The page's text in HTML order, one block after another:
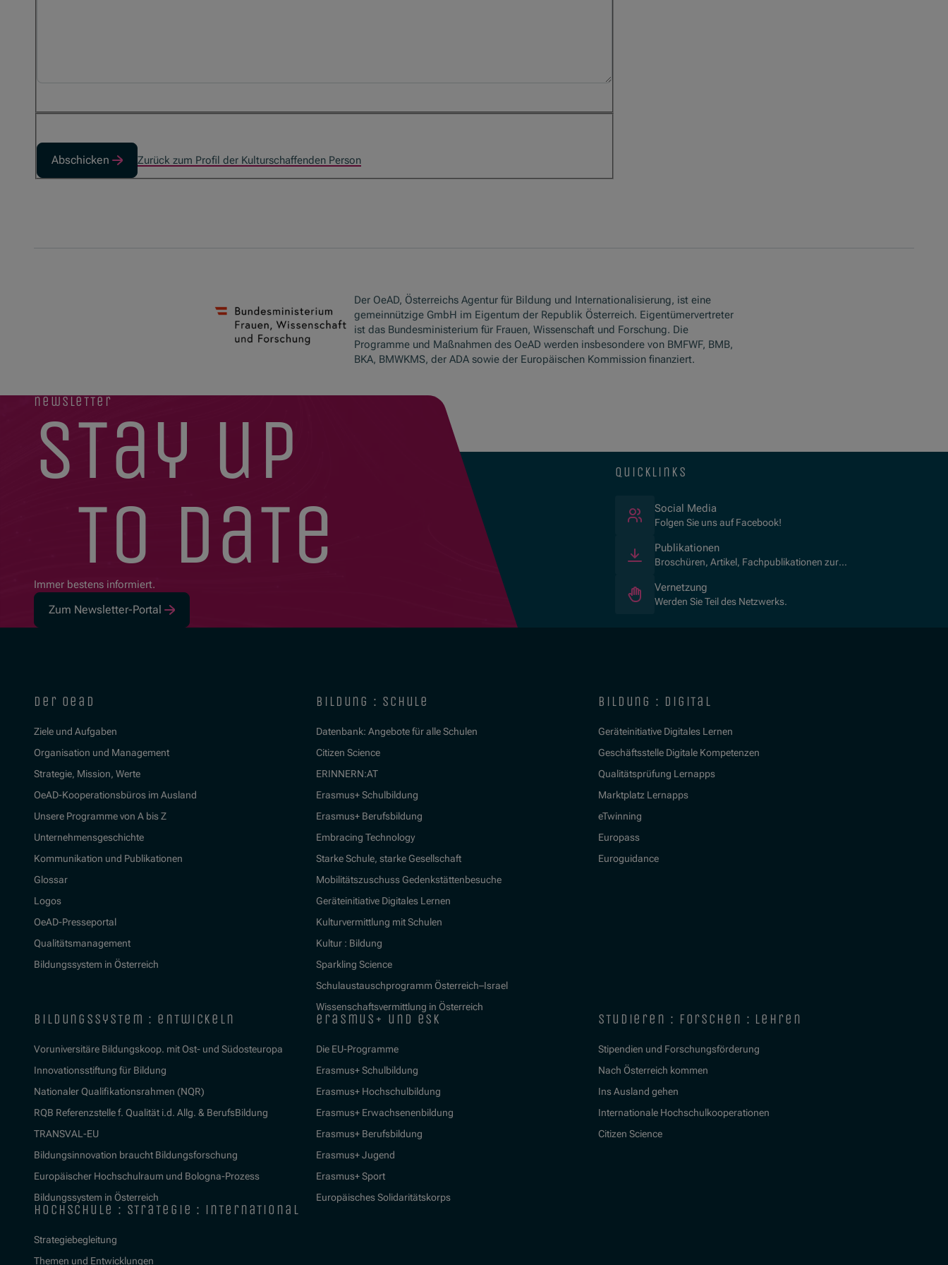
Abschicken Zurück zum Profil der Kulturschaffenden Person
Der OeAD, Österreichs Agentur für Bildung und Internationalisierung, ist eine
gemeinnützige GmbH im Eigentum der Republik Österreich. Eigentümervertreter
ist das Bundesministerium für Frauen, Wissenschaft und Forschung. Die
Programme und Maßnahmen des OeAD werden insbesondere von BMFWF, BMB,
BKA, BMWKMS, der ADA sowie der Europäischen Kommission finanziert.
newsletter
stay up
to date
Immer bestens informiert.
Zum Newsletter-Portal
quicklinks
Social Media
Folgen Sie uns auf Facebook!
Publikationen
Broschüren, Artikel, Fachpublikationen zur
Vernetzung
Werden Sie Teil des Netzwerks.
der oead
Ziele und Aufgaben
Organisation und Management
Strategie, Mission, Werte
OeAD-Kooperationsbüros im Ausland
Unsere Programme von A bis Z
Unternehmensgeschichte
Kommunikation und Publikationen
Glossar
Logos
OeAD-Presseportal
Qualitätsmanagement
Bildungssystem in Österreich
bildung : schule
Datenbank: Angebote für alle Schulen
Citizen Science
ERINNERN:AT
Erasmus+ Schulbildung
Erasmus+ Berufsbildung
Embracing Technology
Starke Schule, starke Gesellschaft
Mobilitätszuschuss Gedenkstättenbesuche
Geräteinitiative Digitales Lernen
Kulturvermittlung mit Schulen
Kultur : Bildung
Sparkling Science
Schulaustauschprogramm Österreich–Israel
Wissenschaftsvermittlung in Österreich
bildung : digital
Geräteinitiative Digitales Lernen
Geschäftsstelle Digitale Kompetenzen
Qualitätsprüfung Lernapps
Marktplatz Lernapps
eTwinning
Europass
Euroguidance
bildungssystem : entwickeln
Voruniversitäre Bildungskoop. mit Ost- und Südosteuropa
Innovationsstiftung für Bildung
Nationaler Qualifikationsrahmen (NQR)
RQB Referenzstelle f. Qualität i.d. Allg. & BerufsBildung
TRANSVAL-EU
Bildungsinnovation braucht Bildungsforschung
Europäischer Hochschulraum und Bologna-Prozess
Bildungssystem in Österreich
erasmus+ und esk
Die EU-Programme
Erasmus+ Schulbildung
Erasmus+ Hochschulbildung
Erasmus+ Erwachsenenbildung
Erasmus+ Berufsbildung
Erasmus+ Jugend
Erasmus+ Sport
Europäisches Solidaritätskorps
studieren : forschen : lehren
Stipendien und Forschungsförderung
Nach Österreich kommen
Ins Ausland gehen
Internationale Hochschulkooperationen
Citizen Science
hochschule : strategie : international
Strategiebegleitung
Themen und Entwicklungen